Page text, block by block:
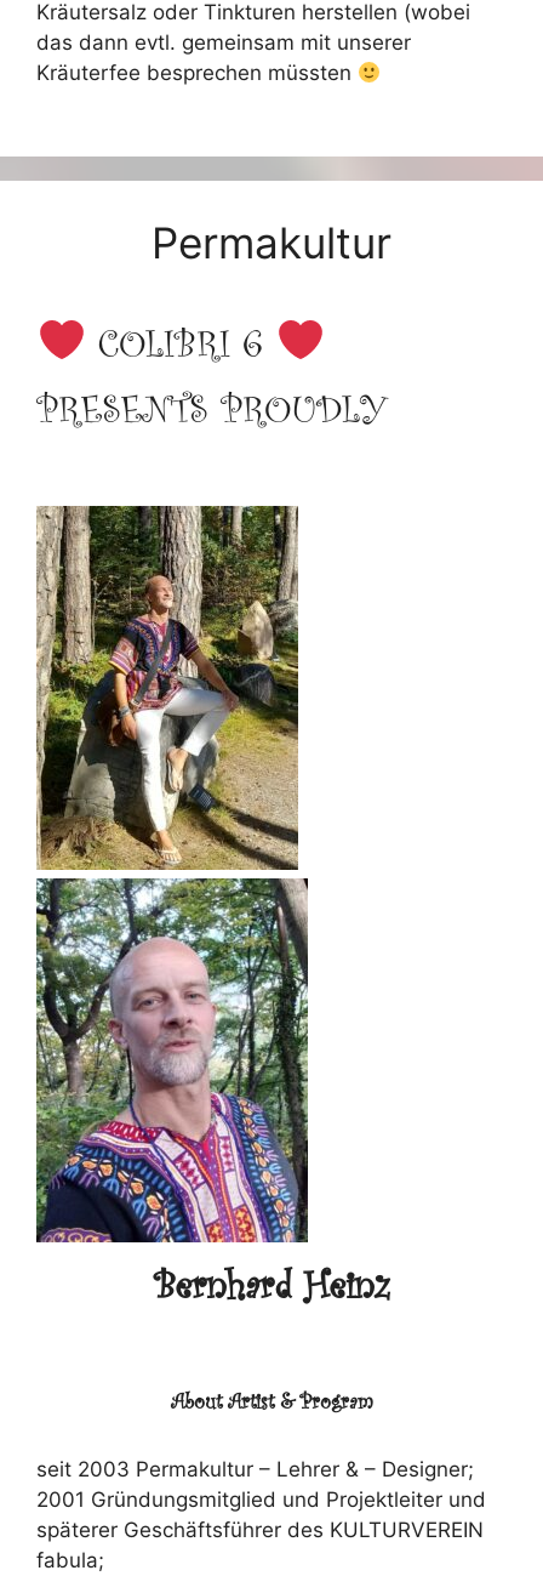
Kräutersalz oder Tinkturen herstellen (wobei
das dann evtl. gemeinsam mit unserer
Kräuterfee besprechen müssten
Permakultur
COLIBRI 6
PRESENTS PROUDLY
Bernhard Heinz
About Artist & Program
seit 2003 Permakultur – Lehrer & – Designer;
2001 Gründungsmitglied und Projektleiter und
späterer Geschäftsführer des KULTURVEREIN
fabula;